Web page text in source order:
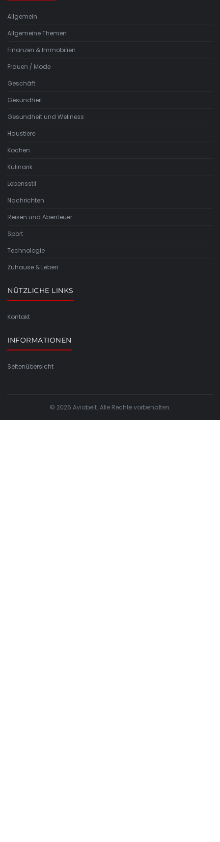
Allgemein
Allgemeine Themen
Finanzen & Immobilien
Frauen / Mode
Geschäft
Gesundheit
Gesundheit und Wellness
Haustiere
Kochen
Kulinarik
Lebensstil
Nachrichten
Reisen und Abenteuer
Sport
Technologie
Zuhause & Leben
NÜTZLICHE LINKS
Kontakt
INFORMATIONEN
Seitenübersicht
© 2026 Aviabelt. Alle Rechte vorbehalten.